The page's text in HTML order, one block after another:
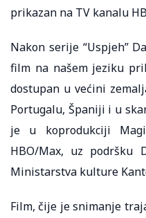
prikazan na TV kanalu
Nakon serije “Uspjeh”
film na našem jeziku
dostupan u većini
Portugalu, Španiji i u
je u koprodukciji
HBO/Max, uz podršku
Ministarstva kulture
Film, čije je snimanje